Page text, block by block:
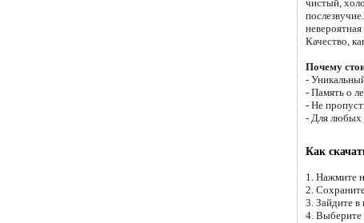
чистый,
Качество,
Почему
-
- Память о
- Не
- Для любых
Как
1. Нажмите
2.
3. Зайдите в
4. Выберите